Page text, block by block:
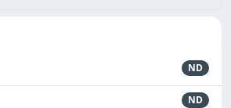
ND
ND